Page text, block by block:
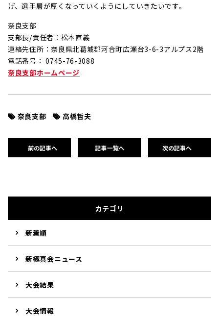
げ、選手層が厚くなっていくようにしていきたいです。
奈良支部
支部長/責任者：松本直義
連絡先住所：奈良県北葛城郡河合町広瀬台3-6-3アルプス2階
電話番号： 0745-76-3088
奈良支部ホームページ
奈良支部 高橋哲夫
前の記事へ 記事一覧へ 次の記事へ
カテゴリ
新着順
新極真会ニュース
大会結果
大会情報